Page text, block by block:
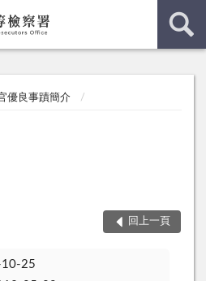
優良事蹟簡介
回上一頁
25